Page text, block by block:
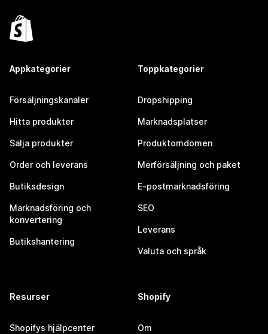
Appkategorier
Försäljningskanaler
Hitta produkter
Sälja produkter
Order och leverans
Butiksdesign
Marknadsföring och
konvertering
Butikshantering
Toppkategorier
Dropshipping
Marknadsplatser
Produktomdömen
Merförsäljning och paket
E-postmarknadsföring
SEO
Leverans
Valuta och språk
Resurser
Shopifys hjälpcenter
Shopify
Om